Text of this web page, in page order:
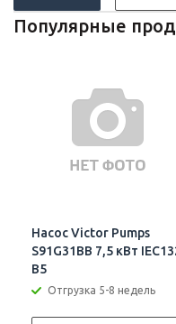
Популярные
Насос Victor Pumps
S91G31BB 7,5 кВт
B5
Отгрузка 5-8 недель